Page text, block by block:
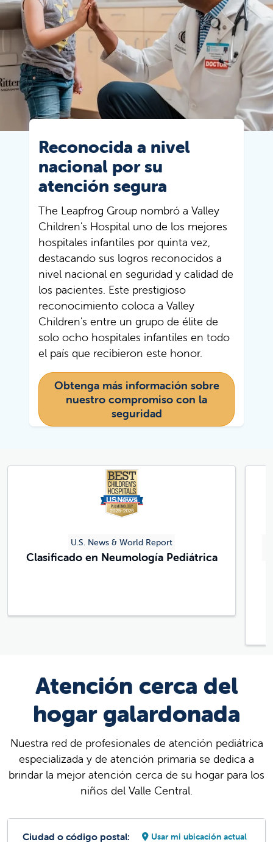
Reconocida a nivel
nacional por su
atención segura
The Leapfrog Group nombró a Valley
Children's Hospital uno de los mejores
hospitales infantiles por quinta vez,
destacando sus logros reconocidos a
nivel nacional en seguridad y calidad de
los pacientes. Este prestigioso
reconocimiento coloca a Valley
Children's entre un grupo de élite de
solo ocho hospitales infantiles en todo
el país que recibieron este honor.
Obtenga más información sobre
nuestro compromiso con la
seguridad
U.S. News & World Report
Clasificado en Neumología Pediátrica
Atención cerca del
hogar galardonada
Nuestra red de profesionales de atención pediátrica
especializada y de atención primaria se dedica a
brindar la mejor atención cerca de su hogar para los
niños del Valle Central.
Ciudad o código postal: Usar mi ubicación actual